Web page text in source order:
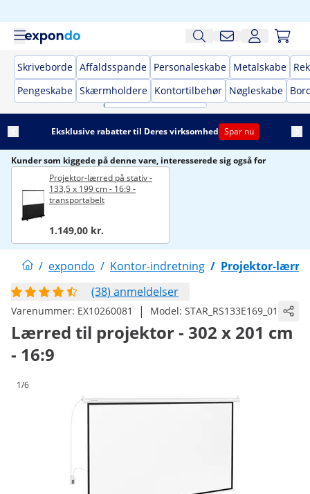
Skriveborde Affaldsspande Personaleskabe Metalskabe
Pengeskabe Skærmholdere Kontortilbehør Nøgleskabe
Eksklusive rabatter til Deres virksomhed Spar nu
Kunder som kiggede på denne vare, interesserede sig også for
Projektor-lærred på stativ -
133,5 x 199 cm - 16:9 -
transportabelt
1.149,00 kr.
/ expondo / Kontor-indretning / Projektor-
(38) anmeldelser
Varenummer: EX10260081 | Model: STAR_RS133E169_01
Lærred til projektor - 302 x 201 cm
- 16:9
1/6